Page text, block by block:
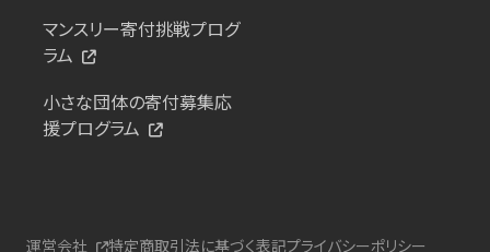
マンスリー寄付挑戦プログ
ラム
小さな団体の寄付募集応
援プログラム
運営会社 特定商取引法に基づく表記プライバシーポリシー